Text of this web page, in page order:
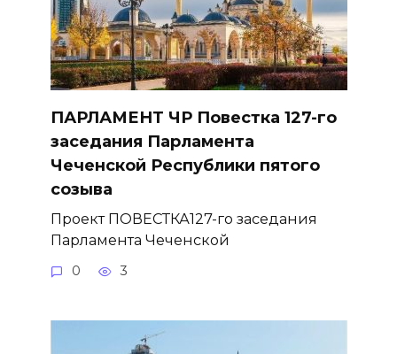
ПАРЛАМЕНТ ЧР Повестка 127-го
заседания Парламента
Чеченской Республики пятого
созыва
Проект ПОВЕСТКА127-го заседания
Парламента Чеченской
0 3